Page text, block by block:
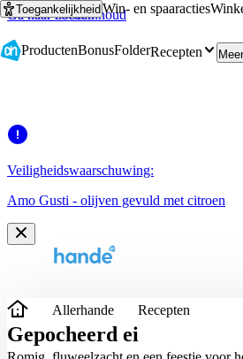
Ga naar hoofdinhoud
Ga naar zoeken
ToegankelijkheidWin- en spaaracties
ProductenBonusFolderRecepten Meer
Veiligheidswaarschuwing:
Amo Gusti - olijven gevuld met citroen
Allerhande Recepten
Gepocheerd ei